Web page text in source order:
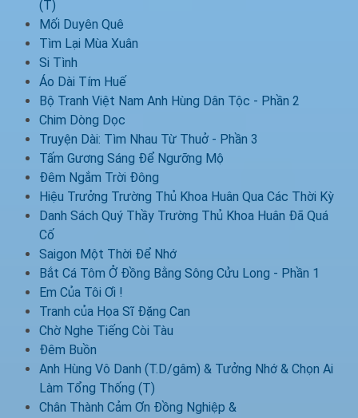
(T)
Mối Duyên Quê
Tìm Lại Mùa Xuân
Si Tình
Áo Dài Tím Huế
Bộ Tranh Việt Nam Anh Hùng Dân Tộc - Phần 2
Chim Dòng Dọc
Truyện Dài: Tìm Nhau Từ Thuở - Phần 3
Tấm Gương Sáng Để Ngưỡng Mộ
Đêm Ngắm Trời Đông
Hiệu Trưởng Trường Thủ Khoa Huân Qua Các Thời Kỳ
Danh Sách Quý Thầy Trường Thủ Khoa Huân Đã Quá
Cố
Saigon Một Thời Để Nhớ
Bắt Cá Tôm Ở Đồng Bằng Sông Cửu Long - Phần 1
Em Của Tôi Ơi !
Tranh của Họa Sĩ Đặng Can
Chờ Nghe Tiếng Còi Tàu
Đêm Buồn
Anh Hùng Vô Danh (T.D/gâm) & Tưởng Nhớ & Chọn Ai
Làm Tổng Thống (T)
Chân Thành Cảm Ơn Đồng Nghiệp &